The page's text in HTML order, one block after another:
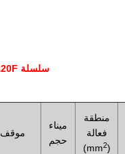
A20F سلسلة
موقف
ميناء
حجم
منطقة
فعالة
(mm2)